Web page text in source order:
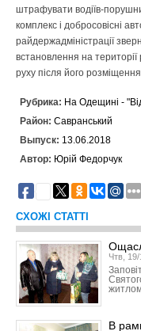
штрафувати водіїв-
комплекс і добросовісні
райдержадміністрації
встановлення на
руху після його
Рубрика: На Одещині -
Район: Савранський
Выпуск: 13.06.2018
Автор: Юрій Федорчук
СХОЖІ СТАТТІ
Чтв,
житлом
В